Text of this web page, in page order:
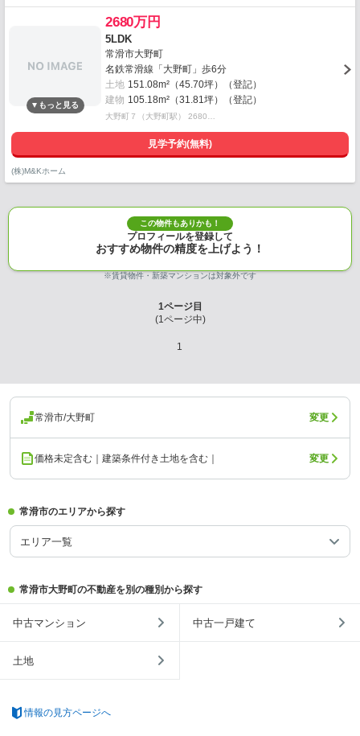
2680万円
5LDK
常滑市大野町
名鉄常滑線「大野町」歩6分
土地 151.08m²（45.70坪）（登記）
建物 105.18m²（31.81坪）（登記）
大野町７（大野町駅） 2680…
見学予約(無料)
(株)M&Kホーム
この物件もありかも！
プロフィールを登録して
おすすめ物件の精度を上げよう！
※賃貸物件・新築マンションは対象外です
1ページ目
(1ページ中)
1
常滑市/大野町 変更
価格未定含む｜建築条件付き土地を含む｜ 変更
常滑市のエリアから探す
エリア一覧
常滑市大野町の不動産を別の種別から探す
中古マンション 中古一戸建て
土地
情報の見方ページへ